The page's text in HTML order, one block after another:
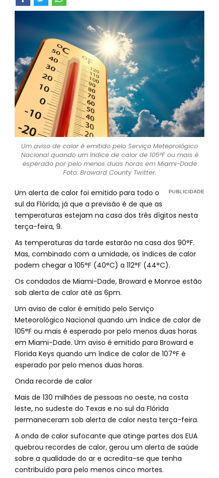
Um aviso de calor é emitido pelo Serviço Meteorológico
Nacional quando um índice de calor de 105°F ou mais é
esperado por pelo menos duas horas em Miami-Dade
Foto: Broward County Twitter.
Um alerta de calor foi emitido para todo o
sul da Flórida, já que a previsão é de que as
temperaturas estejam na casa dos três dígitos nesta
terça-feira, 9.
As temperaturas da tarde estarão na casa dos 90°F.
Mas, combinado com a umidade, os índices de calor
podem chegar a 105°F (40°C) a 112°F (44°C).
Os condados de Miami-Dade, Broward e Monroe estão
sob alerta de calor até as 6pm.
Um aviso de calor é emitido pelo Serviço
Meteorológico Nacional quando um índice de calor de
105°F ou mais é esperado por pelo menos duas horas
em Miami-Dade. Um aviso é emitido para Broward e
Florida Keys quando um índice de calor de 107°F é
esperado por pelo menos duas horas.
Onda recorde de calor
Mais de 130 milhões de pessoas no oeste, na costa
leste, no sudeste do Texas e no sul da Flórida
permaneceram sob alerta de calor nesta terça-feira.
A onda de calor sufocante que atinge partes dos EUA
quebrou recordes de calor, gerou um alerta de saúde
sobre a qualidade do ar e acredita-se que tenha
contribuído para pelo menos cinco mortes.